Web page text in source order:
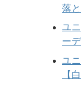
落
ユ
ー
ユ
【